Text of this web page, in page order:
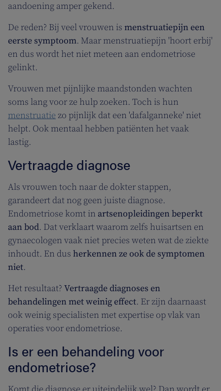
aandoening amper gekend.
De reden? Bij veel vrouwen is menstruatiepijn een
eerste symptoom. Maar menstruatiepijn 'hoort erbij'
en dus wordt het niet meteen aan endometriose
gelinkt.
Vrouwen met pijnlijke maandstonden wachten
soms lang voor ze hulp zoeken. Toch is hun
menstruatie zo pijnlijk dat een 'dafalganneke' niet
helpt. Ook mentaal hebben patiënten het vaak
lastig.
Vertraagde diagnose
Als vrouwen toch naar de dokter stappen,
garandeert dat nog geen juiste diagnose.
Endometriose komt in artsenopleidingen beperkt
aan bod. Dat verklaart waarom zelfs huisartsen en
gynaecologen vaak niet precies weten wat de ziekte
inhoudt. En dus herkennen ze ook de symptomen
niet.
Het resultaat? Vertraagde diagnoses en
behandelingen met weinig effect. Er zijn daarnaast
ook weinig specialisten met expertise op vlak van
operaties voor endometriose.
Is er een behandeling voor
endometriose?